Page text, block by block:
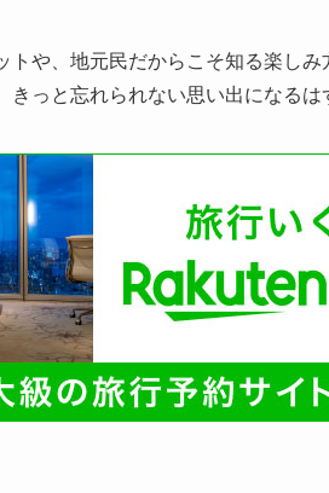
トや、地元民だからこそ知る楽し
っと忘れられない思い出になるは